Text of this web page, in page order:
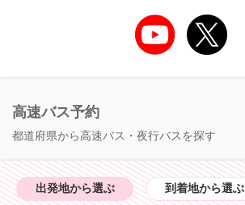
高速バス予約
都道府県から高速バス・夜行バスを探す
出発地から選ぶ 到着地から選ぶ